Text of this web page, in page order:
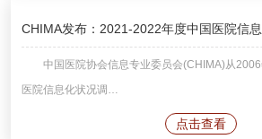
CHIMA发布：2021-2022年度中国医院信
中国医院协会信息专业委员会(CHIMA)从2006
医院信息化状况调…
点击查看